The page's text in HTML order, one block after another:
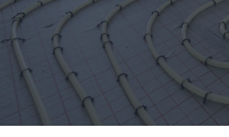
Żaden utwór zamieszczony w serwisie nie może być powielany i
rozpowszechniany lub dalej rozpowszechniany w jakikolwiek sposób
(w tym także elektroniczny lub mechaniczny) na jakimkolwiek polu
eksploatacji w jakiejkolwiek formie, włącznie z umieszczaniem w
Internecie bez pisemnej zgody właściciela praw. Jakiekolwiek użycie
lub wykorzystanie utworów w całości lub w części z naruszeniem
prawa, tzn. bez właściwej zgody, jest zabronione pod groźbą kary i
może być ścigane prawnie.